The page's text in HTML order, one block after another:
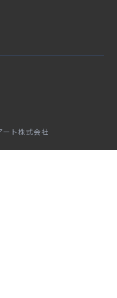
ト株式会社